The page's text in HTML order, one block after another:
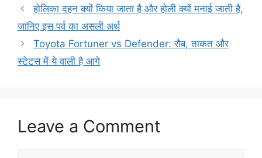
होलिका दहन क्यों किया जाता है और होली क्यों मनाई जाती है,
जानिए इस पर्व का असली अर्थ
Toyota Fortuner vs Defender: रौब, ताकत और
स्टेटस में ये वाली है आगे
Leave a Comment